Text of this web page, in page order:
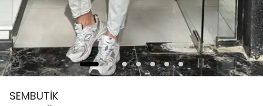
SEMBUTİK